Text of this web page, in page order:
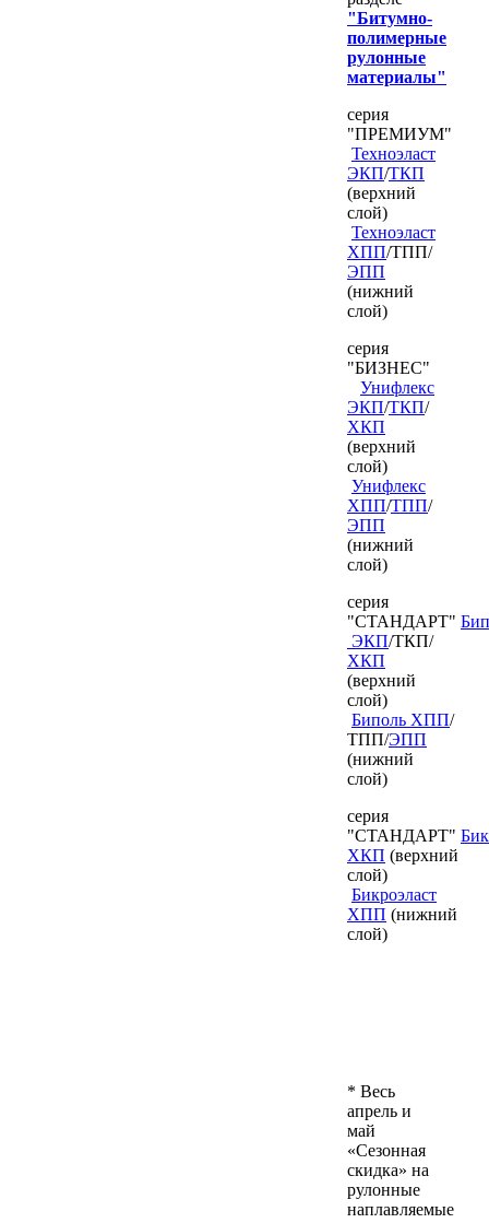
"Битумно-
полимерные
рулонные
материалы"
серия
"ПРЕМИУМ"
Техноэласт
ЭКП/ТКП
(верхний
слой)
Техноэласт
ХПП/ТПП/
ЭПП
(нижний
слой)
серия
"БИЗНЕС"
Унифлекс
ЭКП/ТКП/
ХКП
(верхний
слой)
Унифлекс
ХПП/ТПП/
ЭПП
(нижний
слой)
серия
"СТАНДАРТ"
ЭКП/ТКП/
ХКП
(верхний
слой)
Биполь ХПП/
ТПП/ЭПП
(нижний
слой)
серия
"СТАНДАРТ"
ХКП (верхний
слой)
Бикроэласт
ХПП (нижний
слой)
* Весь
апрель и
май
«Сезонная
скидка» на
рулонные
наплавляемые